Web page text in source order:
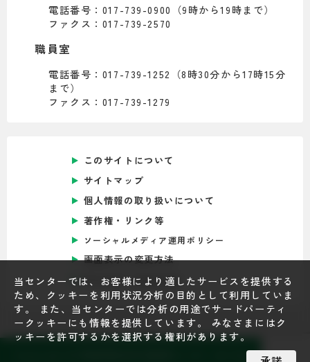
当センターでは、お客様により適したサービスを提供する
ため、クッキーを利用状況分析の目的として利用していま
す。 また、当センターでは分析の用途でサードパーティ
ークッキーにも情報を提供しています。 みなさまにはク
ッキーを許可するかを選択する権利があります。
電話番号：017-739-0900（9時から19時まで）
ファクス：017-739-2570
職員室
電話番号：017-739-1252（8時30分から17時15分
まで）
ファクス：017-739-1279
このサイトについて
サイトマップ
個人情報の取り扱いについて
著作権・リンク等
ソーシャルメディア運用ポリシー
画面表示の変更方法
Foreign Language
Copyright © 青森県総合社会教育センター All Rights Reser